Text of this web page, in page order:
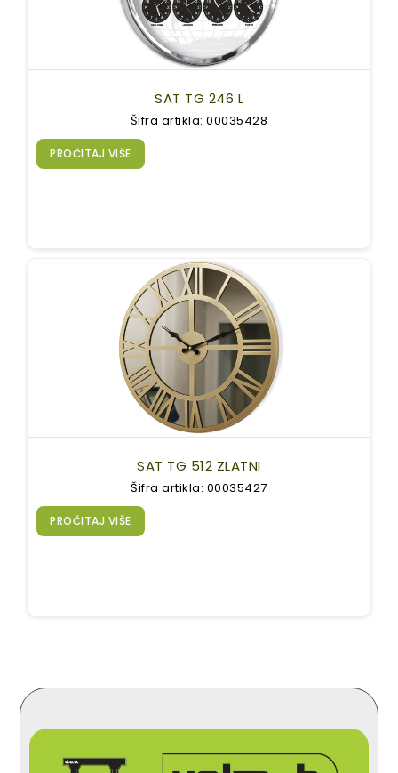
SAT TG 246 L
Šifra artikla: 00035428
PROČITAJ VIŠE
SAT TG 512 ZLATNI
Šifra artikla: 00035427
PROČITAJ VIŠE